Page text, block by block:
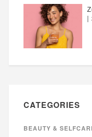
|
CATEGORIES
BEAUTY &